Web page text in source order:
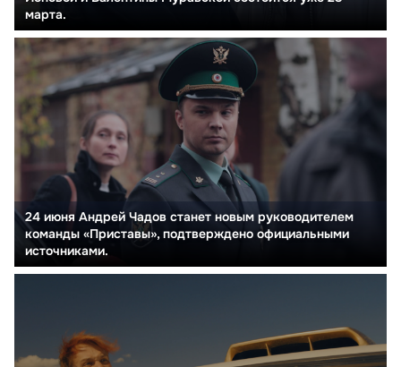
марта.
24 июня Андрей Чадов станет новым руководителем
команды «Приставы», подтверждено официальными
источниками.